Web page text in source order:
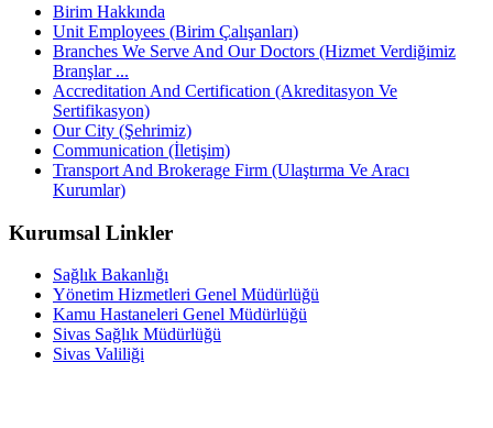
Birim Hakkında
Unit Employees (Birim Çalışanları)
Branches We Serve And Our Doctors (Hizmet Verdiğimiz
Branşlar ...
Accreditation And Certification (Akreditasyon Ve
Sertifikasyon)
Our City (Şehrimiz)
Communication (İletişim)
Transport And Brokerage Firm (Ulaştırma Ve Aracı
Kurumlar)
Kurumsal Linkler
Sağlık Bakanlığı
Yönetim Hizmetleri Genel Müdürlüğü
Kamu Hastaneleri Genel Müdürlüğü
Sivas Sağlık Müdürlüğü
Sivas Valiliği